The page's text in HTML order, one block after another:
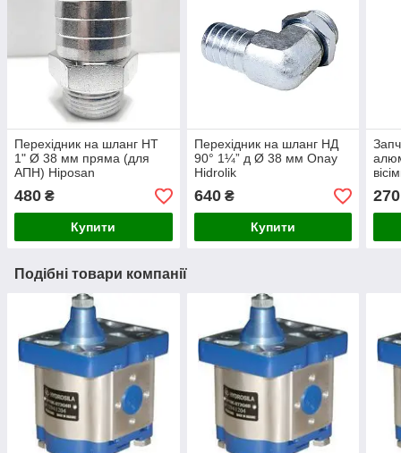
Перехідник на шланг НТ
1" Ø 38 мм пряма (для
АПН) Hiposan
480 ₴
Купити
Перехідник на шланг НД
90° 1¼” д Ø 38 мм Onay
Hidrolik
640₴
Купити
270
Подібні товари компанії